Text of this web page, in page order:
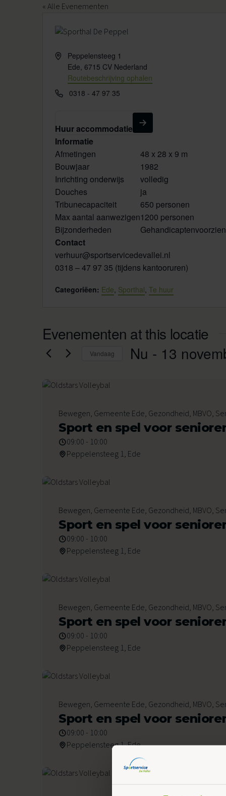
Leefstijlcoaching
Leefstijlloket
Lekker in je Vel voor jou
Voor buurtlocaties
Voor sportaanbieders
Voor kinderopvang en BSO
Voor thuis
« Alle Evenementen
AdresPeppelensteeg 1
Ede, 6715 CV Nederland
Routebeschrijving ophalen
Telefoon0318 - 47 97 35
Huur accommodatie
Informatie
Afmetingen
48 x 28 x 9 m
Bouwjaar
1982
Inrichting onderwijs
volledig
Douches
ja
Tribunecapaciteit
650 personen
Max aantal aanwezigen1200 personen
Bijzonderheden
Contact
verhuur@sportservicedevallei.nl
0318 – 47 97 35 (tijdens kantooruren)
Categoriëen: Ede, Sporthal, Te huur
Evenementen at this locatie
Vandaag Nu - 13
Augustus 2026
Bewegen, Gemeente Ede, Gezondheid, MBVO,
Sport en spel voor
09:00 - 10:00
Peppelensteeg 1, Ede
Augustus 2026
Bewegen, Gemeente Ede, Gezondheid, MBVO,
Sport en spel voor
09:00 - 10:00
Peppelensteeg 1, Ede
September 2026
Bewegen, Gemeente Ede, Gezondheid, MBVO,
Sport en spel voor
09:00 - 10:00
Peppelensteeg 1, Ede
September 2026
Bewegen, Gemeente Ede, Gezondheid, MBVO,
Sport en spel voor
09:00 - 10:00
Peppelensteeg 1, Ede